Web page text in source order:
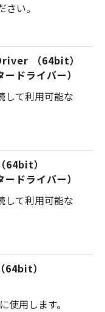
い。
（64bit）
ドライバー）
して利用可能な
64bit）
ドライバー）
して利用可能な
64bit）
使用します。